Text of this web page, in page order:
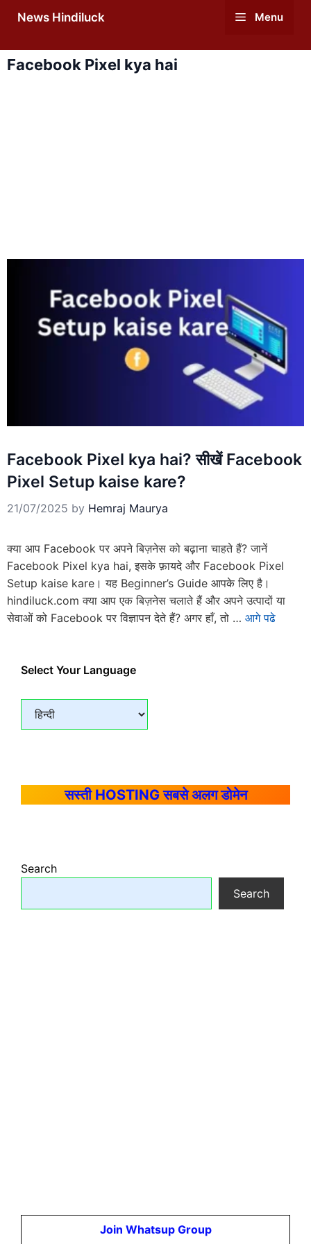
News Hindiluck Menu
Facebook Pixel kya hai
Facebook Pixel kya hai? सीखें Facebook
Pixel Setup kaise kare?
21/07/2025 by Hemraj Maurya
क्या आप Facebook पर अपने बिज़नेस को बढ़ाना चाहते हैं? जानें
Facebook Pixel kya hai, इसके फ़ायदे और Facebook Pixel
Setup kaise kare। यह Beginner’s Guide आपके लिए है।
hindiluck.com क्या आप एक बिज़नेस चलाते हैं और अपने उत्पादों या
सेवाओं को Facebook पर विज्ञापन देते हैं? अगर हाँ, तो … आगे पढे
Select Your Language
सस्ती HOSTING सबसे अलग डोमेन
Search
Search
Join Whatsup Group